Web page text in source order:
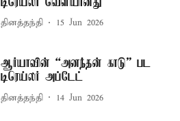
தினத்தந்தி 15 Jun 2026
ஆர்யாவின் “அனந்தன் காடு” பட
டிரெய்லர் அப்டேட்
தினத்தந்தி 14 Jun 2026